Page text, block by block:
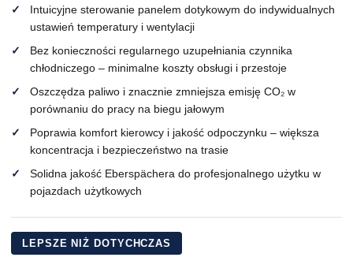
Intuicyjne sterowanie panelem dotykowym do indywidualnych
ustawień temperatury i wentylacji
Bez konieczności regularnego uzupełniania czynnika
chłodniczego – minimalne koszty obsługi i przestoje
Oszczędza paliwo i znacznie zmniejsza emisję CO₂ w
porównaniu do pracy na biegu jałowym
Poprawia komfort kierowcy i jakość odpoczynku – większa
koncentracja i bezpieczeństwo na trasie
Solidna jakość Eberspächera do profesjonalnego użytku w
pojazdach użytkowych
LEPSZE NIŻ DOTYCHCZAS